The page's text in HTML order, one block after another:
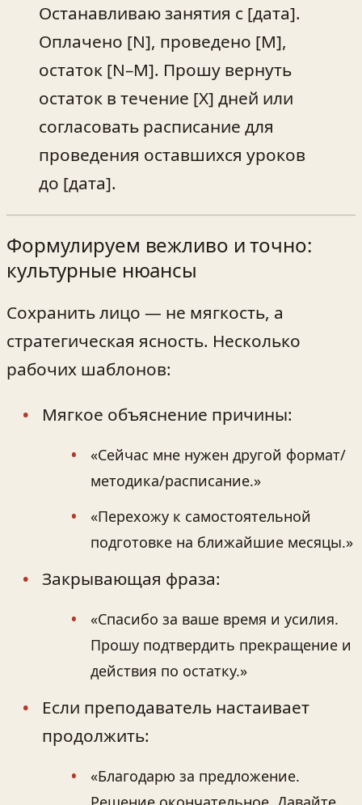
Останавливаю занятия с [дата].
Оплачено [N], проведено [M],
остаток [N–M]. Прошу вернуть
остаток в течение [X] дней или
согласовать расписание для
проведения оставшихся уроков
до [дата].
Формулируем вежливо и точно:
культурные нюансы
Сохранить лицо — не мягкость, а
стратегическая ясность. Несколько
рабочих шаблонов:
Мягкое объяснение причины:
«Сейчас мне нужен другой формат/
методика/расписание.»
«Перехожу к самостоятельной
подготовке на ближайшие месяцы.»
Закрывающая фраза:
«Спасибо за ваше время и усилия.
Прошу подтвердить прекращение и
действия по остатку.»
Если преподаватель настаивает
продолжить:
«Благодарю за предложение.